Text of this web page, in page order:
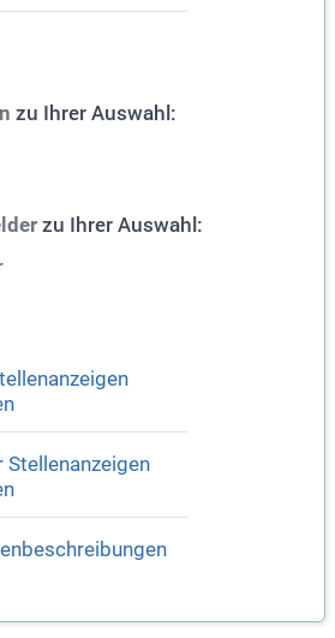
zu Ihrer Auswahl:
zu Ihrer Auswahl: